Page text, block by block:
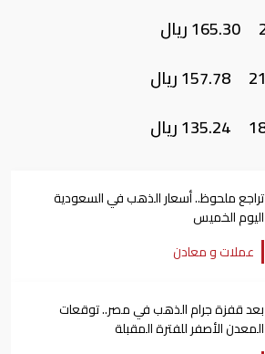
تراجع ملحوظ.. أسعار الذهب في السعودية
اليوم الخميس
عملات و معادن
بعد قفزة جرام الذهب في مصر.. توقعات
المعدن الأصفر للفترة المقبلة